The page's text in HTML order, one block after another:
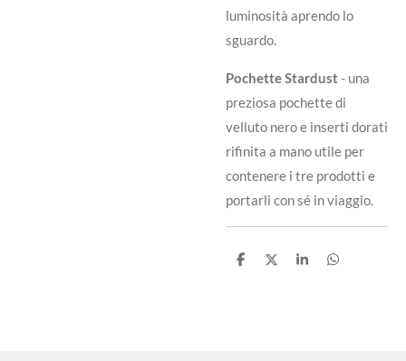
luminosità aprendo lo
sguardo.
Pochette Stardust- una
preziosa pochette di
velluto nero e inserti dorati
rifinita a mano utile per
contenere i tre prodotti e
portarli con sé in viaggio.
C
C
C
C